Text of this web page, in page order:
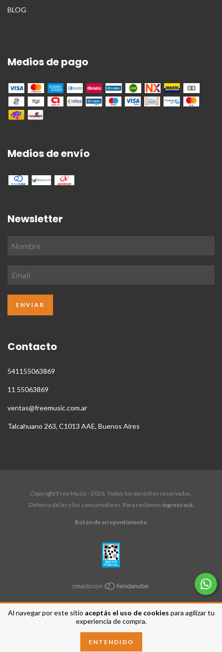
Al navegar por este sitio aceptás el uso de cookies para agilizar tu
experiencia de compra.
ENTENDIDO
BLOG
Medios de pago
Medios de envío
Newsletter
Contacto
541155063869
11 55063869
ventas@freemusic.com.ar
Talcahuano 263, C1013 AAE, Buenos Aires
Copyright Free Music - 2026. Todos los derechos reservados.
Defensa de las y los consumidores. Para reclamos ingresá acá.
Botón de arrepentimiento